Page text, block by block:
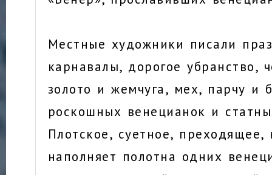
Местные художники писали
карнавалы, дорогое убранство,
золото и жемчуга, мех, парчу и
роскошных венецианок и
Плотское, суетное,
наполняет полотна одних